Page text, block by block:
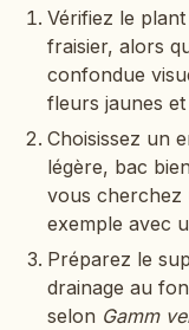
Vérifiez le plant
fraisier, alors
confondue
fleurs jaunes
Choisissez un
légère, bac
vous cherchez
exemple avec
Préparez le
drainage au
selon Gamm